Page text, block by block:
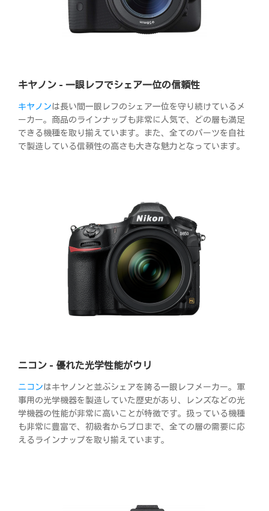
キヤノン - 一眼レフでシェア一位の信頼性
キヤノンは長い間一眼レフのシェア一位を守り続けているメ
ーカー。商品のラインナップも非常に人気で、どの層も満足
できる機種を取り揃えています。また、全てのパーツを自社
で製造している信頼性の高さも大きな魅力となっています。
ニコン - 優れた光学性能がウリ
ニコンはキヤノンと並ぶシェアを誇る一眼レフメーカー。軍
事用の光学機器を製造していた歴史があり、レンズなどの光
学機器の性能が非常に高いことが特徴です。扱っている機種
も非常に豊富で、初級者からプロまで、全ての層の需要に応
えるラインナップを取り揃えています。